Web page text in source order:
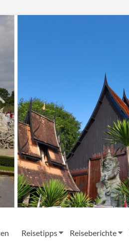
Reisetipps Reiseberichte